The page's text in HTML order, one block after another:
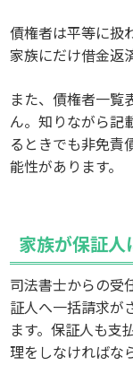
債権者は平等に扱
家族にだけ借金返
また、債権者一覧
ん。知りながら記
るときでも非免責
能性があります。
家族が保証人
司法書士からの受
証人へ一括請求が
ます。保証人も支
理をしなければな